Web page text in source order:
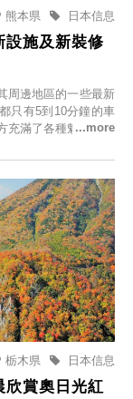
熊本県 日本信息
設施及新裝修
周邊地區的一些最新
只有5到10分鐘的車
充滿了各種魅力，包
栃木県 日本信息
欣賞奧日光紅